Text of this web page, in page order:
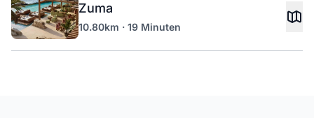
Zuma
10.80km · 19 Minuten